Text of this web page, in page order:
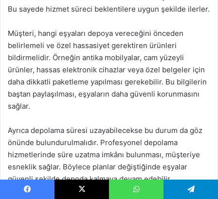
Bu sayede hizmet süreci beklentilere uygun şekilde ilerler.
Müşteri, hangi eşyaları depoya vereceğini önceden
belirlemeli ve özel hassasiyet gerektiren ürünleri
bildirmelidir. Örneğin antika mobilyalar, cam yüzeyli
ürünler, hassas elektronik cihazlar veya özel belgeler için
daha dikkatli paketleme yapılması gerekebilir. Bu bilgilerin
baştan paylaşılması, eşyaların daha güvenli korunmasını
sağlar.
Ayrıca depolama süresi uzayabilecekse bu durum da göz
önünde bulundurulmalıdır. Profesyonel depolama
hizmetlerinde süre uzatma imkânı bulunması, müşteriye
esneklik sağlar. Böylece planlar değiştiğinde eşyalar
güvenli şekilde depoda kalmaya devam edebilir.